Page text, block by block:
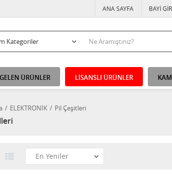
ANA SAYFA BAYİ
ÜRÜNLER LİSANSLI ÜRÜNLER
ELEKTRONİK Pil Çeşitleri